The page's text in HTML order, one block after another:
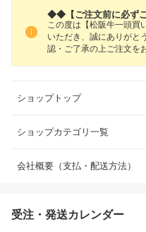
◆◆【ご注文前に必ず
この度は【松阪牛一頭
いただき、誠にありがと
認・ご了承の上ご注文を
ショップトップ
ショップカテゴリ一覧
会社概要（支払・配送方法）
受注・発送カレンダー